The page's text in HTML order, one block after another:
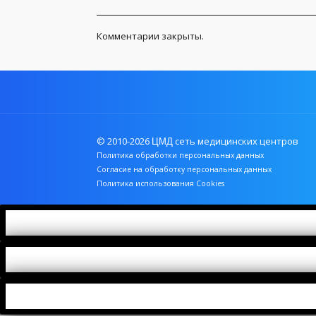
Комментарии закрыты.
© 2010-2026 ЦМД сеть медицинских центров
Политика обработки персональных данных
Согласие на обработку персональных данных
Политика использования Cookies